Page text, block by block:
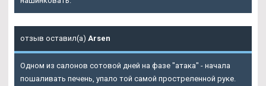
отзыв оставил(а) Arsen
Одном из салонов сотовой дней на фазе "атака" - начала
пошаливать печень, упало той самой простреленной руке.